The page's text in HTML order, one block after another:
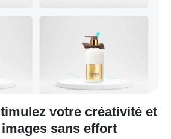
votre créativité et
sans effort